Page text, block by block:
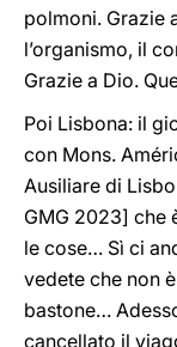
polmoni. Grazie
l’organismo, il
Grazie a Dio.
Poi Lisbona: il
con Mons.
Ausiliare di
GMG 2023] che
le cose… Sì ci
vedete che non
bastone…
cancellato il